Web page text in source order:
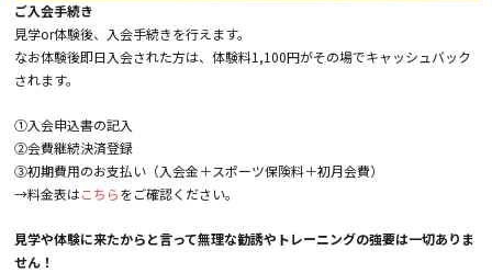
ご入会手続き
見学or体験後、入会手続きを行えます。
なお体験後即日入会された方は、体験料1,100円がその場でキャッシュバック
されます。
①入会申込書の記入
②会費継続決済登録
③初期費用のお支払い（入会金＋スポーツ保険料＋初月会費）
→料金表はこちらをご確認ください。
見学や体験に来たからと言って無理な勧誘やトレーニングの強要は一切ありま
せん！